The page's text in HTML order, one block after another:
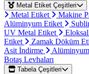
Metal Etiket Çeşitleri
Metal Etiket Makine
Alüminyum Etiket
UV Metal Etiket
Etiket
Zamak Döküm
Asit İndirme
Botaş Levhaları
Tabela Çeşitleri